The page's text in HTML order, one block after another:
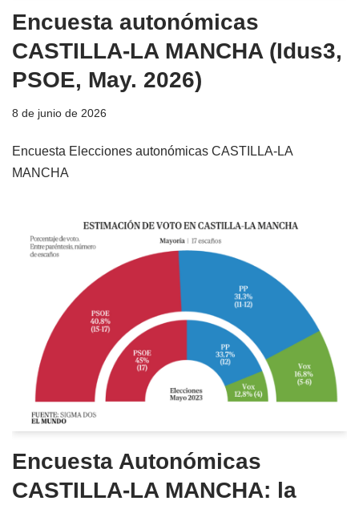
Encuesta autonómicas
CASTILLA-LA MANCHA (Idus3,
PSOE, May. 2026)
8 de junio de 2026
Encuesta Elecciones autonómicas CASTILLA-LA
MANCHA
Encuesta Autonómicas
CASTILLA-LA MANCHA: la